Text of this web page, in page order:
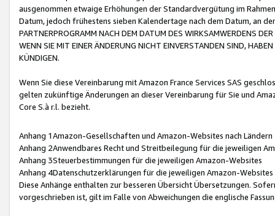
ausgenommen etwaige Erhöhungen der Standardvergütung im
Datum, jedoch frühestens sieben Kalendertage nach dem Datum, an
PARTNERPROGRAMM NACH DEM DATUM DES WIRKSAMWERDENS
WENN SIE MIT EINER ÄNDERUNG NICHT EINVERSTANDEN SIND,
KÜNDIGEN.
Wenn Sie diese Vereinbarung mit Amazon France Services SAS
gelten zukünftige Änderungen an dieser Vereinbarung für Sie und
Core S.à r.l. bezieht.
Anhang 1Amazon-Gesellschaften und Amazon-Websites nach Ländern
Anhang 2Anwendbares Recht und Streitbeilegung für die jeweiligen
Anhang 3Steuerbestimmungen für die jeweiligen Amazon-Websites
Anhang 4Datenschutzerklärungen für die jeweiligen Amazon-Websites
Diese Anhänge enthalten zur besseren Übersicht Übersetzungen.
vorgeschrieben ist, gilt im Falle von Abweichungen die englische